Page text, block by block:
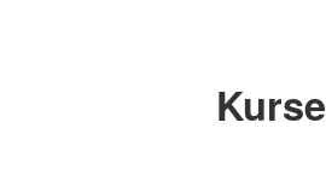
Kurse